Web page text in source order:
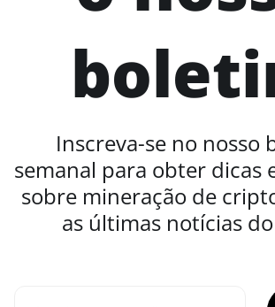
Inscreva-se no nosso
semanal para obter dicas
sobre mineração de
as últimas notícias